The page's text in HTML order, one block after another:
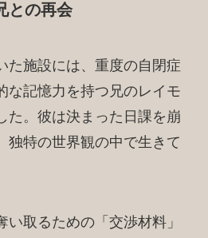
との再会
た施設には、重度の自閉症
な記憶力を持つ兄のレイモ
た。彼は決まった日課を崩
独特の世界観の中で生きて
取るための「交渉材料」